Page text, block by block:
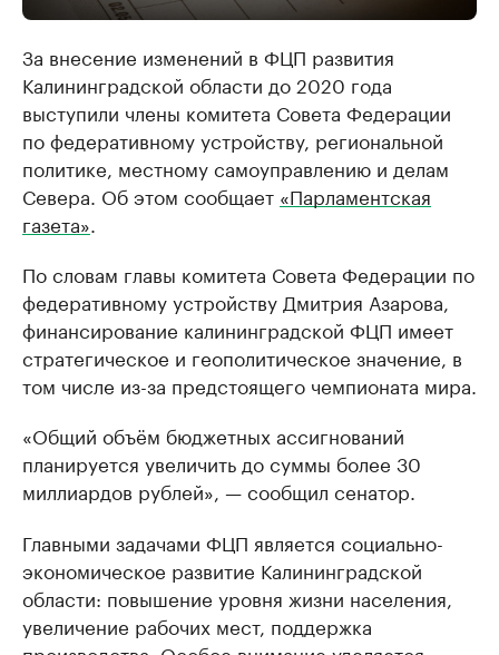
За внесение изменений в ФЦП развития
Калининградской области до 2020 года
выступили члены комитета Совета Федерации
по федеративному устройству, региональной
политике, местному самоуправлению и делам
Севера. Об этом сообщает «Парламентская
газета»
По словам главы комитета Совета Федерации по
федеративному устройству Дмитрия Азарова,
финансирование калининградской ФЦП имеет
стратегическое и геополитическое значение, в
том числе из-за предстоящего чемпионата мира.
«Общий объём бюджетных ассигнований
планируется увеличить до суммы более 30
миллиардов рублей», — сообщил сенатор.
Главными задачами ФЦП является социально-
экономическое развитие Калининградской
области: повышение уровня жизни населения,
увеличение рабочих мест, поддержка